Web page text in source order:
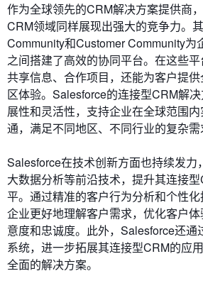
作为全球领先的CRM解决方案提供商
CRM领域同样展现出强大的竞争力。
Community和Customer Community为
之间搭建了高效的协同平台。在这些
共享信息、合作项目，还能为客户提
区体验。Salesforce的连接型CRM解
展性和灵活性，支持企业在全球范围
通，满足不同地区、不同行业的复杂需
Salesforce在技术创新方面也持续发力
大数据分析等前沿技术，提升其连接
平。通过精准的客户行为分析和个性
企业更好地理解客户需求，优化客户
意度和忠诚度。此外，Salesforce还通
系统，进一步拓展其连接型CRM的应
全面的解决方案。